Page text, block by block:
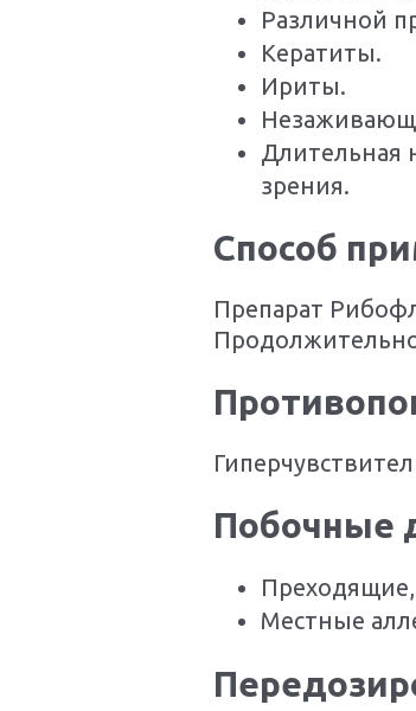
Различной
Кератиты.
Ириты.
Длительная
зрения.
Способ
Препарат
Побочные
Местные